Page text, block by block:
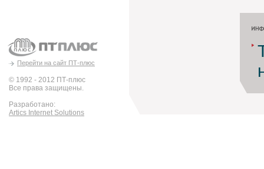
Перейти на сайт ПТ-плюс
© 1992 - 2012 ПТ-плюс
Все права защищены.
Разработано:
Artics Internet Solutions